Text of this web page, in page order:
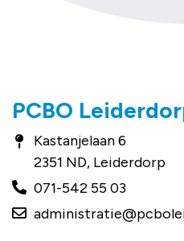
PCBO
Kastanjelaan 6
2351 ND, Leiderdorp
071-542 55 03